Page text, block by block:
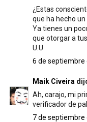
¿Estas
que ha hecho
Ya tienes un
que otorgar a
U.U
6 de septiembre
Maik Civeira
Ah, carajo, mi
verificador de
7 de septiembre